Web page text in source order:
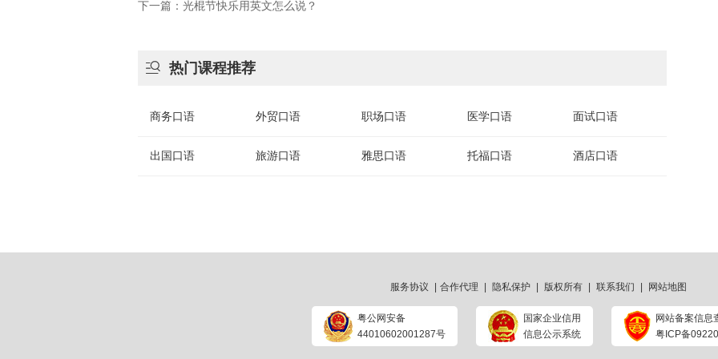
下一篇：光棍节快乐用英文怎么说？
 热门课程推荐
商务口语 外贸口语 职场口语 医学口语 面试口语
出国口语 旅游口语 雅思口语 托福口语 酒店口语
服务协议 合作代理 隐私保护 版权所有 联系我们 网站地图
粤公网安备
44010602001287号
国家企业信用
信息公示系统
网站备案信息
粤ICP备